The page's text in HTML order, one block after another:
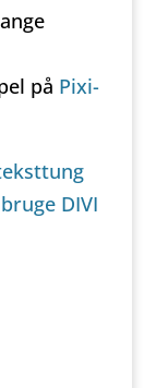
på Pixi-
DIVI